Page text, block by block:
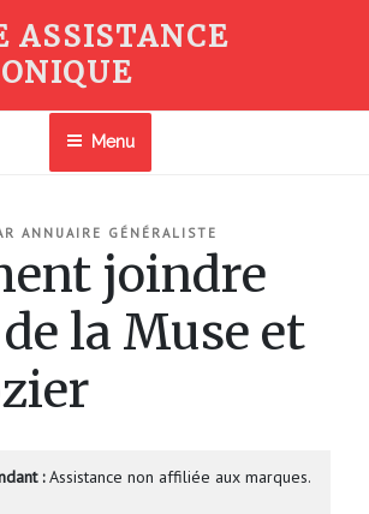
ASSISTANCE
Menu
ANNUAIRE GÉNÉRALISTE
joindre
la Muse et
:Assistance non affiliée aux marques.